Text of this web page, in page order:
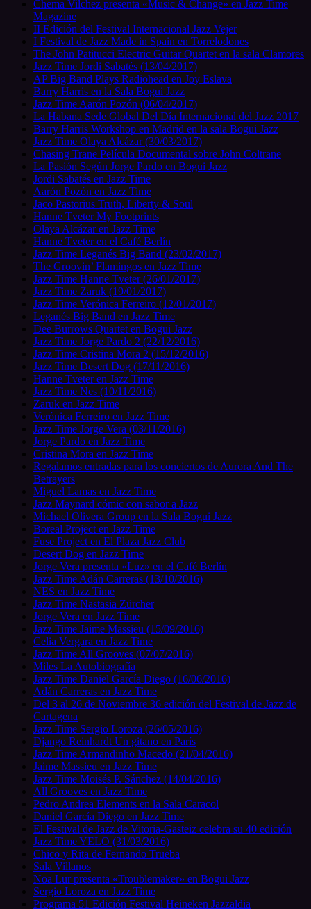
Chema Vilchez presenta «Music & Change» en Jazz Time
Magazine
II Edición del Festival Internacional Jazz Vejer
I Festival de Jazz Made in Spain en Torrelodones
The John Patitucci Electric Guitar Quartet en la sala Clamores
Jazz Time Jordi Sabatés (13/04/2017)
AP Big Band Plays Radiohead en Joy Eslava
Barry Harris en la Sala Bogui Jazz
Jazz Time Aarón Pozón (06/04/2017)
La Habana Sede Global Del Día Internacional del Jazz 2017
Barry Harris Workshop en Madrid en la sala Bogui Jazz
Jazz Time Olaya Alcázar (30/03/2017)
Chasing Trane Película Documental sobre John Coltrane
La Pasión Según Jorge Pardo en Bogui Jazz
Jordi Sabatés en Jazz Time
Aarón Pozón en Jazz Time
Jaco Pastorius Truth, Liberty & Soul
Hanne Tveter My Footprints
Olaya Alcázar en Jazz Time
Hanne Tveter en el Café Berlín
Jazz Time Leganés Big Band (23/02/2017)
The Groovin’ Flamingos en Jazz Time
Jazz Time Hanne Tveter (26/01/2017)
Jazz Time Zaruk (19/01/2017)
Jazz Time Verónica Ferreiro (12/01/2017)
Leganés Big Band en Jazz Time
Dee Burrows Quartet en Bogui Jazz
Jazz Time Jorge Pardo 2 (22/12/2016)
Jazz Time Cristina Mora 2 (15/12/2016)
Jazz Time Desert Dog (17/11/2016)
Hanne Tveter en Jazz Time
Jazz Time Nes (10/11/2016)
Zaruk en Jazz Time
Verónica Ferreiro en Jazz Time
Jazz Time Jorge Vera (03/11/2016)
Jorge Pardo en Jazz Time
Cristina Mora en Jazz Time
Regalamos entradas para los conciertos de Aurora And The
Betrayers
Miguel Lamas en Jazz Time
Jazz Maynard cómic con sabor a Jazz
Michael Olivera Group en la Sala Bogui Jazz
Boreal Project en Jazz Time
Fuse Project en El Plaza Jazz Club
Desert Dog en Jazz Time
Jorge Vera presenta «Luz» en el Café Berlín
Jazz Time Adán Carreras (13/10/2016)
NES en Jazz Time
Jazz Time Nastasia Zürcher
Jorge Vera en Jazz Time
Jazz Time Jaime Massieu (15/09/2016)
Celia Vergara en Jazz Time
Jazz Time All Grooves (07/07/2016)
Miles La Autobiografía
Jazz Time Daniel García Diego (16/06/2016)
Adán Carreras en Jazz Time
Del 3 al 26 de Noviembre 36 edición del Festival de Jazz de
Cartagena
Jazz Time Sergio Loroza (26/05/2016)
Django Reinhardt Un gitano en París
Jazz Time Armandinho Macedo (21/04/2016)
Jaime Massieu en Jazz Time
Jazz Time Moisés P. Sánchez (14/04/2016)
All Grooves en Jazz Time
Pedro Andrea Elements en la Sala Caracol
Daniel García Diego en Jazz Time
El Festival de Jazz de Vitoria-Gasteiz celebra su 40 edición
Jazz Time YELO (31/03/2016)
Chico y Rita de Fernando Trueba
Sala Villanos
Noa Lur presenta «Troublemaker» en Bogui Jazz
Sergio Loroza en Jazz Time
Programa 51 Edición Festival Heineken Jazzaldia